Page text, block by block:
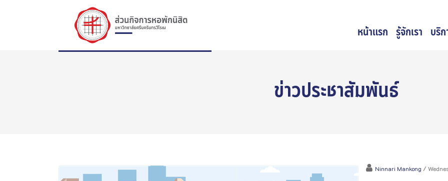
หน้าแรก รู้จักเรา บริก
ข่าวประชาสัมพันธ์
Ninnari Mankong /